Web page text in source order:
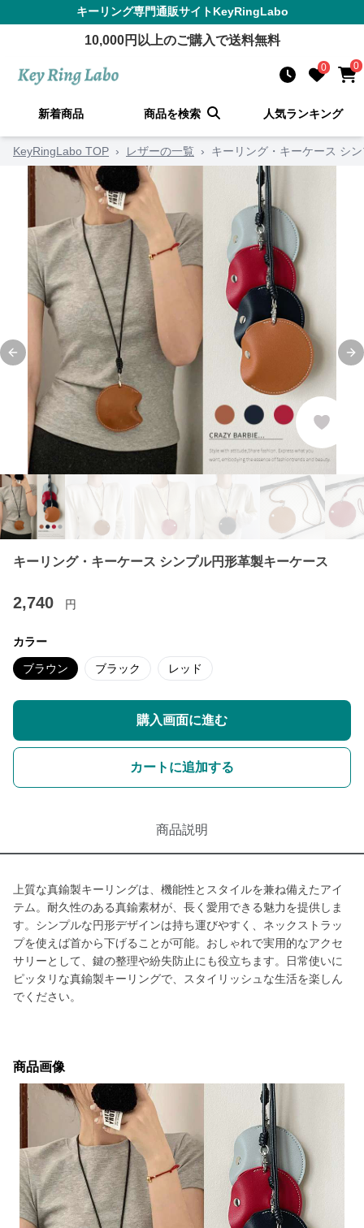
キーリング専門通販サイトKeyRingLabo
10,000円以上のご購入で送料無料
0 0
新着商品 商品を検索 人気ランキング
KeyRingLabo TOP › レザーの一覧 › キーリング・キーケース シ
Previous slide
キーリング・キーケース シンプル円形革製キーケース
2,740 円
カラー
ブラウン ブラック レッド
購入画面に進む
カートに追加する
商品説明
上質な真鍮製キーリングは、機能性とスタイルを兼ね備えたアイ
テム。耐久性のある真鍮素材が、長く愛用できる魅力を提供しま
す。シンプルな円形デザインは持ち運びやすく、ネックストラッ
プを使えば首から下げることが可能。おしゃれで実用的なアクセ
サリーとして、鍵の整理や紛失防止にも役立ちます。日常使いに
ピッタリな真鍮製キーリングで、スタイリッシュな生活を楽しん
でください。
商品画像